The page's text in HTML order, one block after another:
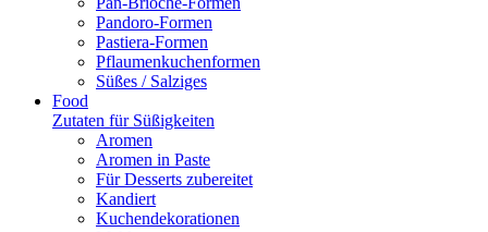
Pandoro-Formen
Pastiera-Formen
Pflaumenkuchenformen
Süßes / Salziges
Food
Zutaten für Süßigkeiten
Aromen
Aromen in Paste
Für Desserts zubereitet
Kandiert
Kuchendekorationen